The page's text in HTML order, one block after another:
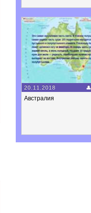
20.11.2018
Австралия